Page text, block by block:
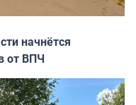
начнётся
от ВПЧ